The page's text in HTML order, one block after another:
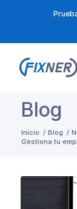
Blog
Inicio / Blog /
Gestiona tu